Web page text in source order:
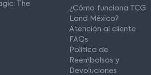
The
¿Cómo funciona TCG
Land México?
Atención al cliente
FAQs
Política de
Reembolsos y
Devoluciones